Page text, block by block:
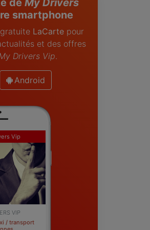
smartphone
LaCartepour
et des offres
Drivers Vip.
Android
Vip
VIP
/ transport